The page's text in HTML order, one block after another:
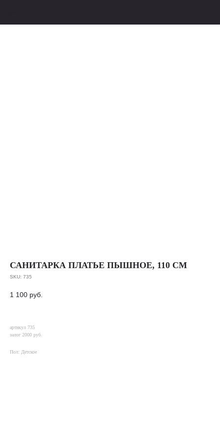
САНИТАРКА ПЛАТЬЕ ПЫШНОЕ, 110 СМ
SKU: 735
1 100 руб.
артикул 735
залог 2000 руб.
Пол: Детское